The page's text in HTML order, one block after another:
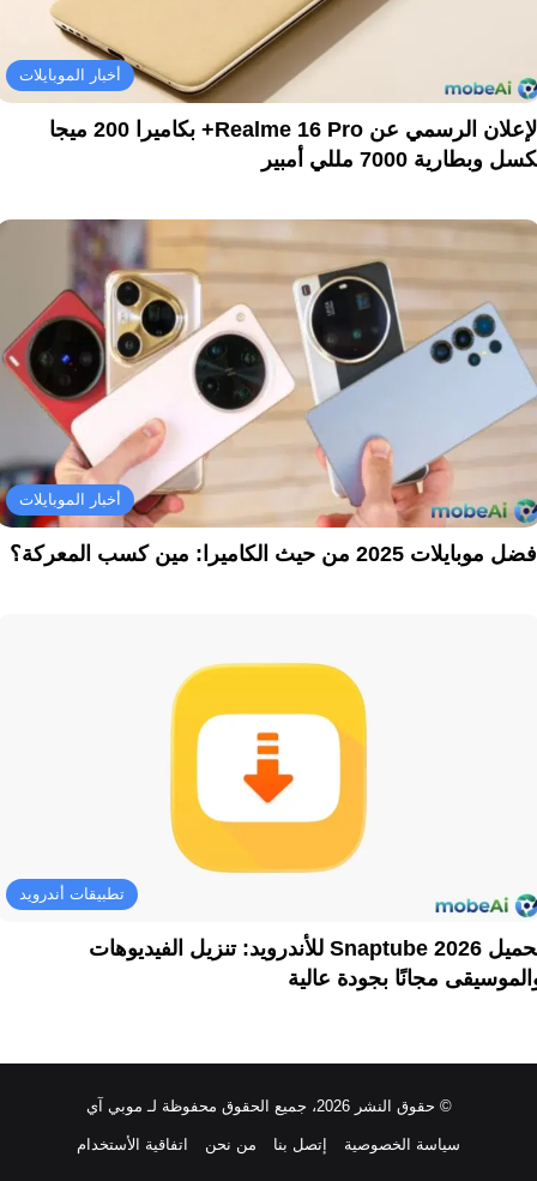
أخبار الموبايلات
الإعلان الرسمي عن Realme 16 Pro+ بكاميرا 200 ميجا
وبطارية 7000 مللي أمبير
أخبار الموبايلات
موبايلات 2025 من حيث الكاميرا: مين كسب المعركة؟
تطبيقات أندرويد
تحميل Snaptube 2026 للأندرويد: تنزيل الفيديوهات
مجانًا بجودة عالية
© حقوق النشر 2026، جميع الحقوق محفوظة لـ موبي آي
سياسة الخصوصية إتصل بنا من نحن اتفاقية الأستخدام